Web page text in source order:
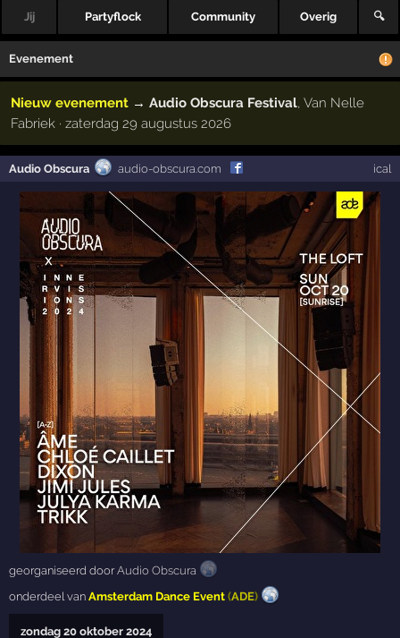
Jij Partyflock Community Overig 🔍
Evenement
Nieuw evenement →Audio Obscura Festival, Van Nelle
Fabriek · zaterdag 29 augustus 2026
Audio Obscura audio-obscura.com ical
georganiseerd doorAudio Obscura
onderdeel vanAmsterdam Dance Event (ADE)
zondag 20 oktober 2024